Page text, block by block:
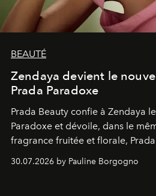
BEAUTÉ
Zendaya devient le
Prada Paradoxe
Prada Beauty confie à Zendaya
Paradoxe et dévoile, dans le
fragrance fruitée et florale,
Chemistry Eau de Parfum.
30.07.2026 by Pauline Borgogno